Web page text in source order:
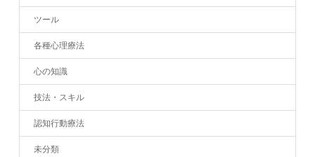
ツール
各種心理療法
心の知識
技法・スキル
認知行動療法
未分類